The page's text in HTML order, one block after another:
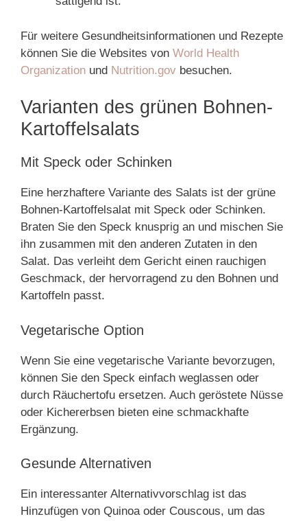
Für weitere Gesundheitsinformationen und Rezepte
können Sie die Websites von World Health
Organization und Nutrition.gov besuchen.
Varianten des grünen Bohnen-
Kartoffelsalats
Mit Speck oder Schinken
Eine herzhaftere Variante des Salats ist der grüne
Bohnen-Kartoffelsalat mit Speck oder Schinken.
Braten Sie den Speck knusprig an und mischen Sie
ihn zusammen mit den anderen Zutaten in den
Salat. Das verleiht dem Gericht einen rauchigen
Geschmack, der hervorragend zu den Bohnen und
Kartoffeln passt.
Vegetarische Option
Wenn Sie eine vegetarische Variante bevorzugen,
können Sie den Speck einfach weglassen oder
durch Räuchertofu ersetzen. Auch geröstete Nüsse
oder Kichererbsen bieten eine schmackhafte
Ergänzung.
Gesunde Alternativen
Ein interessanter Alternativvorschlag ist das
Hinzufügen von Quinoa oder Couscous, um das